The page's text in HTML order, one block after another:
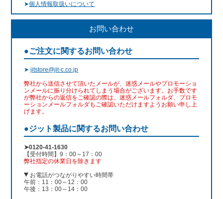
➤個人情報取扱いについて
お問い合わせ
●ご注文に関するお問い合わせ
➤jitstore@jit-c.co.jp
弊社から送信させて頂いたメールが、迷惑メールやプロモーショ
ンメールに振り分けられてしまう場合がございます。お手数です
が弊社からの返信をご確認の際は、迷惑メールフォルダ、プロモ
ーションメールフォルダもご確認いただけますようお願い申し上
げます。
●ジット製品に関するお問い合わせ
➤0120-41-1630
【受付時間】9：00～17：00
弊社指定の休業日を除きます
お電話がつながりやすい時間帯
午前：11：00～12：00
午後：13：00～14：00